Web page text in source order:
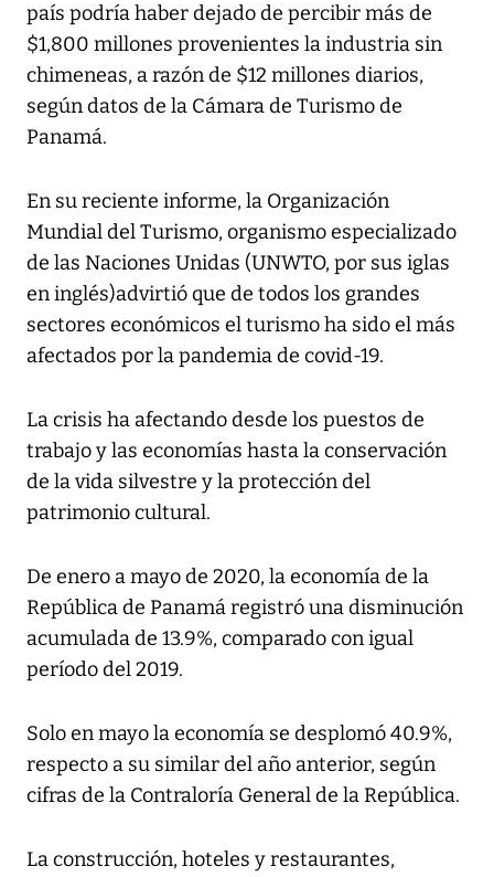
país podría haber dejado de percibir más de
$1,800 millones provenientes la industria sin
chimeneas, a razón de $12 millones diarios,
según datos de la Cámara de Turismo de
Panamá.
En su reciente informe, la Organización
Mundial del Turismo, organismo especializado
de las Naciones Unidas (UNWTO, por sus iglas
en inglés)advirtió que de todos los grandes
sectores económicos el turismo ha sido el más
afectados por la pandemia de covid-19.
La crisis ha afectando desde los puestos de
trabajo y las economías hasta la conservación
de la vida silvestre y la protección del
patrimonio cultural.
De enero a mayo de 2020, la economía de la
República de Panamá registró una disminución
acumulada de 13.9%, comparado con igual
período del 2019.
Solo en mayo la economía se desplomó 40.9%,
respecto a su similar del año anterior, según
cifras de la Contraloría General de la República.
La construcción, hoteles y restaurantes,